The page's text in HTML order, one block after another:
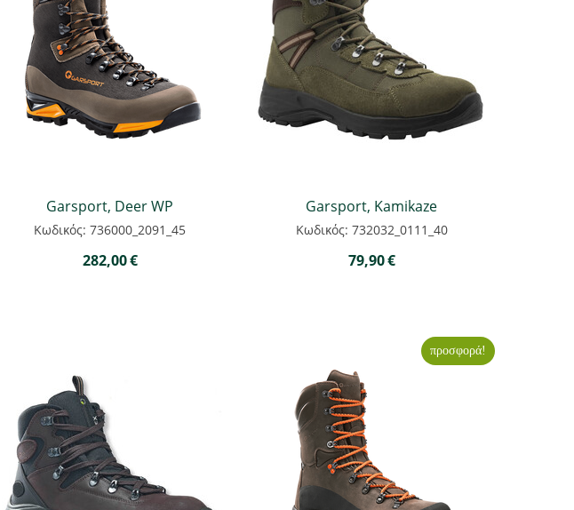
Garsport, Deer WP
Κωδικός: 736000_2091_45
282,00€
Garsport, Kamikaze
Κωδικός: 732032_0111_40
79,90€
προσφορά!